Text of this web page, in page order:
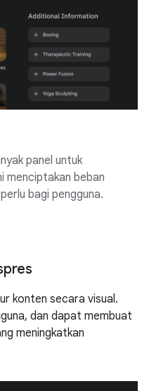
panel untuk
menciptakan beban
bagi pengguna.
konten secara visual.
dan dapat membuat
meningkatkan